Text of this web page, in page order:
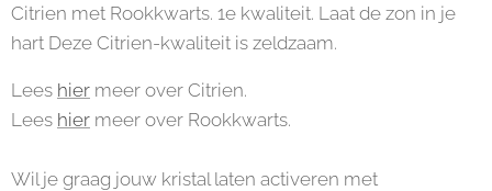
Citrien met Rookkwarts. 1e kwaliteit. Laat de zon in je
hart Deze Citrien-kwaliteit is zeldzaam.
Lees hier meer over Citrien.
Lees hier meer over Rookkwarts.
Wil je graag jouw kristal laten activeren met